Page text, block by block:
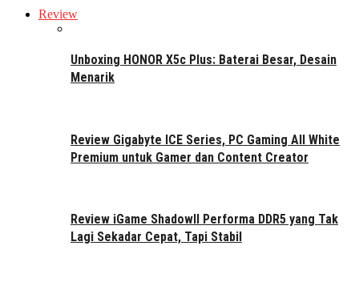
Review
Unboxing HONOR X5c Plus: Baterai Besar, Desain
Menarik
Review Gigabyte ICE Series, PC Gaming All White
Premium untuk Gamer dan Content Creator
Review iGame ShadowII Performa DDR5 yang Tak
Lagi Sekadar Cepat, Tapi Stabil